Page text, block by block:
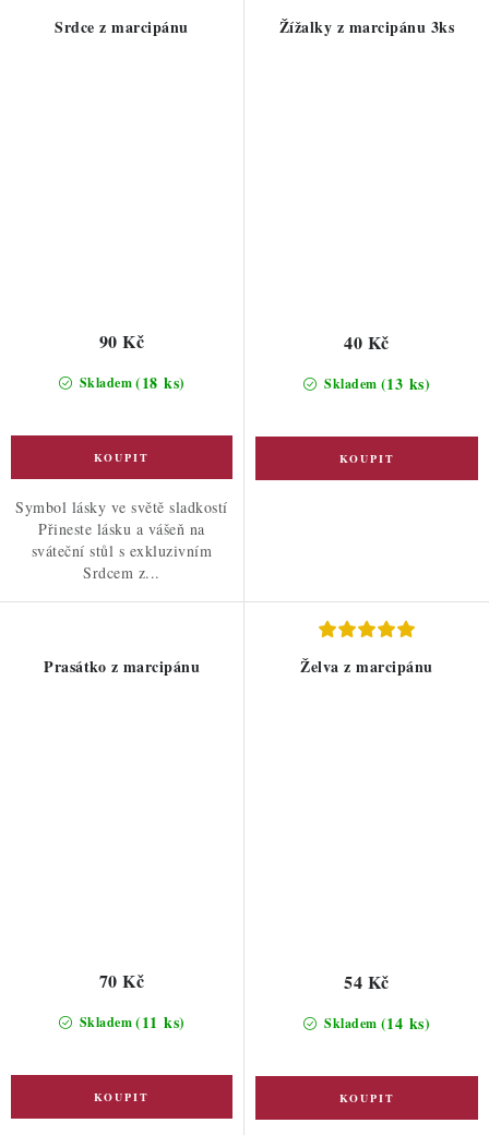
Srdce z marcipánu
Skladem(18 ks)
90 Kč
Symbol lásky ve světě sladkostí
Přineste lásku a vášeň na
sváteční stůl s exkluzivním
Srdcem z...
Žížalky z marcipánu 3ks
Skladem (13 ks)
40 Kč
Prasátko z marcipánu
Skladem(11 ks)
70 Kč
Želva z marcipánu
Skladem (14 ks)
54 Kč